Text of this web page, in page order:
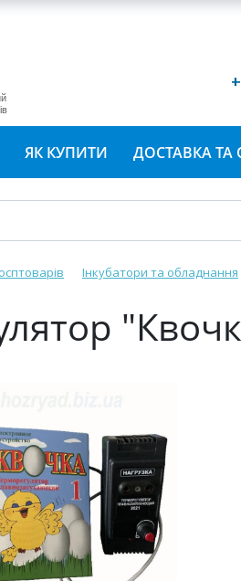
ЯК КУПИТИ ДОСТАВКА ТА
Інкубатори та обладнання